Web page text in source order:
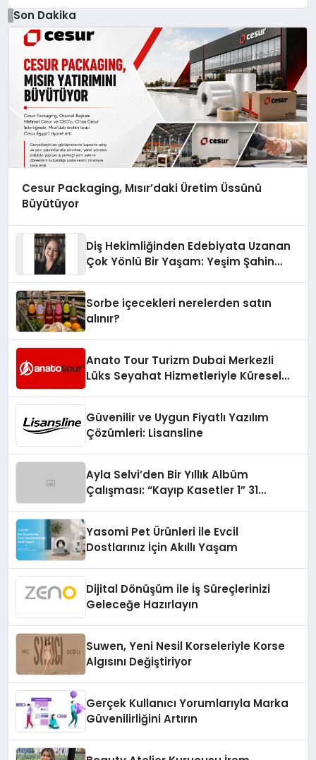
Son Dakika
Cesur Packaging, Mısır’daki Üretim Üssünü
Büyütüyor
Diş Hekimliğinden Edebiyata Uzanan
Çok Yönlü Bir Yaşam: Yeşim Şahin
Sorbe içecekleri nerelerden satın
alınır?
Anato Tour Turizm Dubai Merkezli
Lüks Seyahat Hizmetleriyle Küresel
Güvenilir ve Uygun Fiyatlı Yazılım
Çözümleri: Lisansline
Ayla Selvi’den Bir Yıllık Albüm
Çalışması: “Kayıp Kasetler 1” 31
Yasomi Pet Ürünleri ile Evcil
Dostlarınız İçin Akıllı Yaşam
Dijital Dönüşüm ile İş Süreçlerinizi
Geleceğe Hazırlayın
Suwen, Yeni Nesil Korseleriyle Korse
Algısını Değiştiriyor
Gerçek Kullanıcı Yorumlarıyla Marka
Güvenilirliğini Artırın